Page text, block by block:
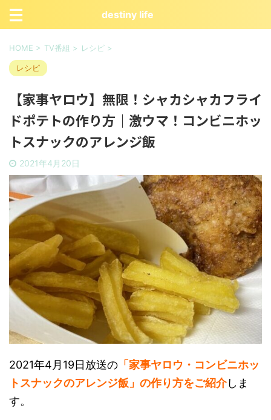
destiny life
HOME > TV番組 > レシピ >
レシピ
【家事ヤロウ】無限！シャカシャカフライ
ドポテトの作り方｜激ウマ！コンビニホッ
トスナックのアレンジ飯
2021年4月20日
2021年4月19日放送の 「家事ヤロウ・コンビニホッ
トスナックのアレンジ飯」の作り方をご紹介しま
す。